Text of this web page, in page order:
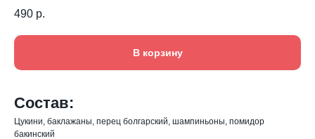
490 р.
В корзину
Состав:
Цукини, баклажаны, перец болгарский, шампиньоны, помидор
бакинский